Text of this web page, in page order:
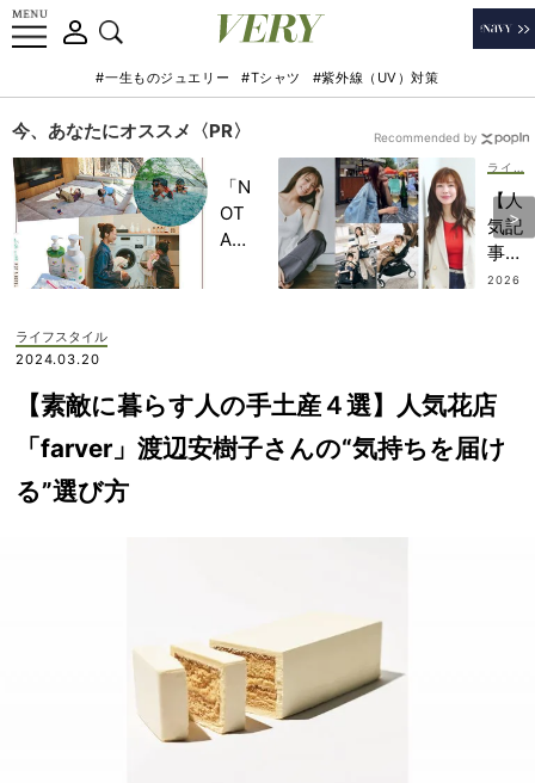
#一生ものジュエリー #Tシャツ #紫外線（UV）対策
今、あなたにオススメ〈PR〉
「N
OT
A
記憶
に一
生残
【人
気記
事ベ
スト
ル
編】
貴島
2026
Recommended by
ライフスタイル
2024.03.20
【素敵に暮らす人の手土産４選】人気花店
「farver」渡辺安樹子さんの“気持ちを届け
る”選び方